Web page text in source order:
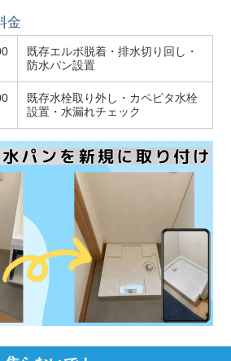
金
既存エルボ脱着・排水切り回し・
防水パン設置
既存水栓取り外し・カペピタ水栓
設置・水漏れチェック